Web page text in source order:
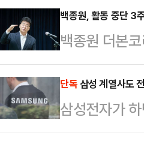
한 화력 극대
로 풀이된다.
호 씨를 둘러
는 미분양 물
선 정국까지
도산 공포가
지난 4월말
6453가구) 이
5.2…
백종원, 활동 중단 3
백종원 더본
튜브 채널에
백종원의 유
가맹점주들이
역전우동, 롤
단독삼성 계열사도
삼성전자가
데 삼성디스